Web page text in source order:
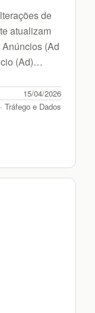
de
atualizam
(Ad
(Ad)
15/04/2026
Tráfego e Dados